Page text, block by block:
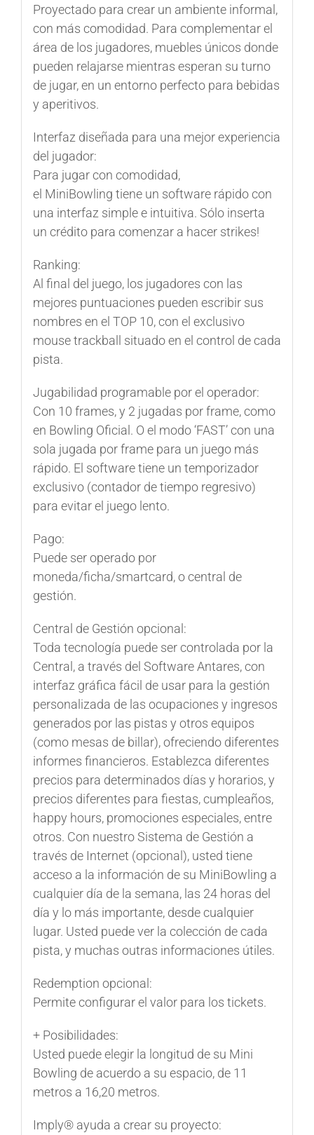
Proyectado para crear un ambiente informal,
con más comodidad. Para complementar el
área de los jugadores, muebles únicos donde
pueden relajarse mientras esperan su turno
de jugar, en un entorno perfecto para bebidas
y aperitivos.
Interfaz diseñada para una mejor experiencia
del jugador:
Para jugar con comodidad,
el MiniBowling tiene un software rápido con
una interfaz simple e intuitiva. Sólo inserta
un crédito para comenzar a hacer strikes!
Ranking:
Al final del juego, los jugadores con las
mejores puntuaciones pueden escribir sus
nombres en el TOP 10, con el exclusivo
mouse trackball situado en el control de cada
pista.
Jugabilidad programable por el operador:
Con 10 frames, y 2 jugadas por frame, como
en Bowling Oficial. O el modo ‘FAST’ con una
sola jugada por frame para un juego más
rápido. El software tiene un temporizador
exclusivo (contador de tiempo regresivo)
para evitar el juego lento.
Pago:
Puede ser operado por
moneda/ficha/smartcard, o central de
gestión.
Central de Gestión opcional:
Toda tecnología puede ser controlada por la
Central, a través del Software Antares, con
interfaz gráfica fácil de usar para la gestión
personalizada de las ocupaciones y ingresos
generados por las pistas y otros equipos
(como mesas de billar), ofreciendo diferentes
informes financieros. Establezca diferentes
precios para determinados días y horarios, y
precios diferentes para fiestas, cumpleaños,
happy hours, promociones especiales, entre
otros. Con nuestro Sistema de Gestión a
través de Internet (opcional), usted tiene
acceso a la información de su MiniBowling a
cualquier día de la semana, las 24 horas del
día y lo más importante, desde cualquier
lugar. Usted puede ver la colección de cada
pista, y muchas outras informaciones útiles.
Redemption opcional:
Permite configurar el valor para los tickets.
+ Posibilidades:
Usted puede elegir la longitud de su Mini
Bowling de acuerdo a su espacio, de 11
metros a 16,20 metros.
Imply® ayuda a crear su proyecto: